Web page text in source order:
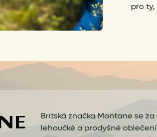
pro
Britská značka Montane se
lehoučké a prodyšné